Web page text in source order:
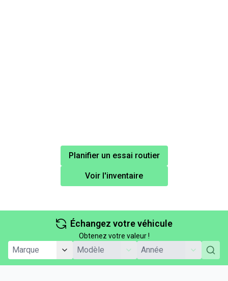
Planifier un essai routier
Voir l'inventaire
Échangez votre véhicule
Obtenez votre valeur !